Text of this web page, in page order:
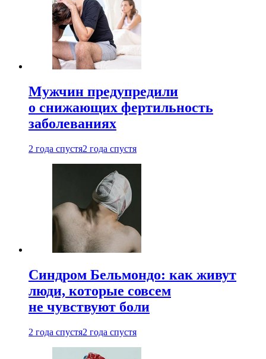
Мужчин предупредили
о снижающих фертильность
заболеваниях
2 года спустя2 года спустя
Синдром Бельмондо: как живут
люди, которые совсем
не чувствуют боли
2 года спустя2 года спустя